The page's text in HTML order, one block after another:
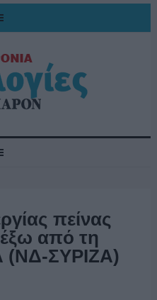
πείνας
από τη
ΣΥΡΙΖΑ)